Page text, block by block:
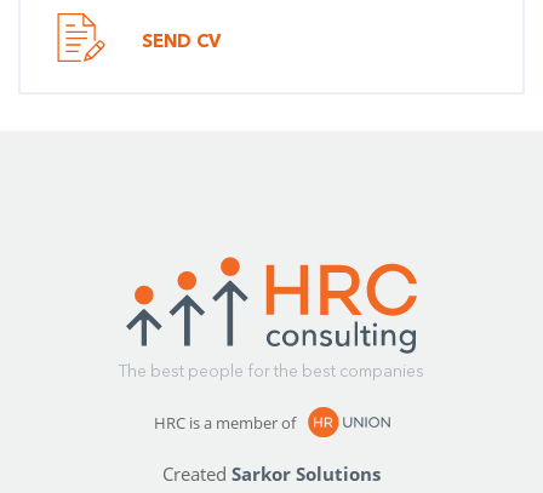
SEND CV
The best people for the best companies
HRC is a member of
Created Sarkor Solutions